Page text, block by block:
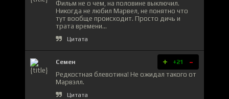
Фильм не о чем, на половине выключил.
Никогда не любил Марвел, не понятно что
тут вообще происходит. Просто дичь и
трата времени...
Цитата
Семен + +21 -
Редкостная блевотина! Не ожидал такого от
Марвэлл.
Цитата